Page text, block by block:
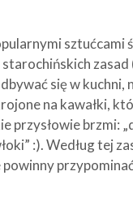
sztućcami
się w kuchni,
na kawałki,
przysłowie brzmi:
:). Według tej